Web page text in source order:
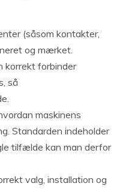
(såsom kontakter,
og mærket.
korrekt forbinder
så
maskinens
Standarden indeholder
tilfælde kan man derfor
valg, installation og